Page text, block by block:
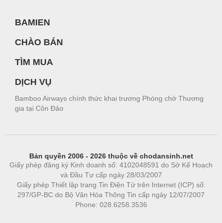
BAMIEN
CHÀO BÁN
TÌM MUA
DỊCH VỤ
Bamboo Airways chính thức khai trương Phòng chờ Thương
gia tại Côn Đảo
Bản quyền 2006 - 2026 thuộc về chodansinh.net
Giấy phép đăng ký Kinh doanh số: 4102048591 do Sở Kế Hoạch
và Đầu Tư cấp ngày 28/03/2007
Giấy phép Thiết lập trang Tin Điện Tử trên Internet (ICP) số:
297/GP-BC do Bộ Văn Hóa Thông Tin cấp ngày 12/07/2007
Phone: 028.6258.3536